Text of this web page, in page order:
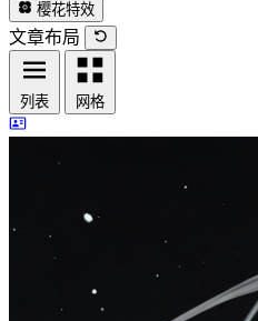
樱花特效
文章布局
列表 网格